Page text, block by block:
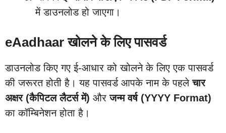
में डाउनलोड हो जाएगा।
eAadhaar खोलने के लिए पासवर्ड
डाउनलोड किए गए ई-आधार को खोलने के लिए एक पासवर्ड
की जरूरत होती है। यह पासवर्ड आपके नाम के पहलेचार
अक्षर (कैपिटल लैटर्स में) औरजन्म वर्ष (YYYY Format)
का कॉम्बिनेशन होता है।